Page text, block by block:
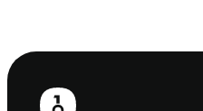
Rodapé